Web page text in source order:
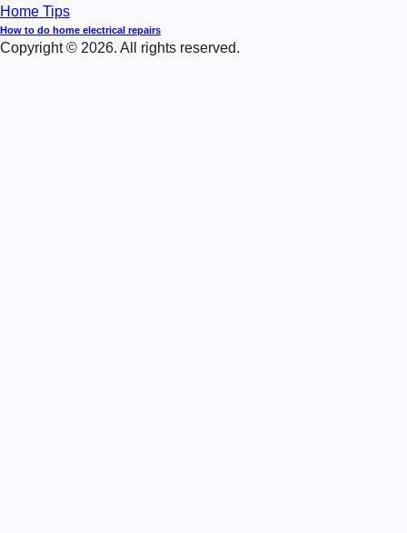
Home Tips
How to do home electrical repairs
Copyright © 2026. All rights reserved.